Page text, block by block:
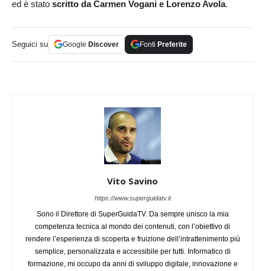
ed è stato scritto da Carmen Vogani e Lorenzo Avola.
Seguici su Google Discover Fonti Preferite
Vito Savino
https://www.superguidatv.it
Sono il Direttore di SuperGuidaTV. Da sempre unisco la mia
competenza tecnica al mondo dei contenuti, con l’obiettivo di
rendere l’esperienza di scoperta e fruizione dell’intrattenimento più
semplice, personalizzata e accessibile per tutti. Informatico di
formazione, mi occupo da anni di sviluppo digitale, innovazione e